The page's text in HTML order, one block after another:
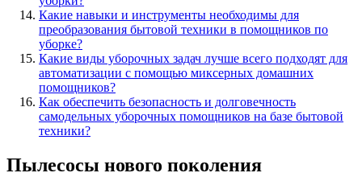
Какие навыки и инструменты необходимы для
преобразования бытовой техники в помощников по
уборке?
Какие виды уборочных задач лучше всего подходят для
автоматизации с помощью миксерных домашних
помощников?
Как обеспечить безопасность и долговечность
самодельных уборочных помощников на базе бытовой
техники?
Пылесосы нового поколения